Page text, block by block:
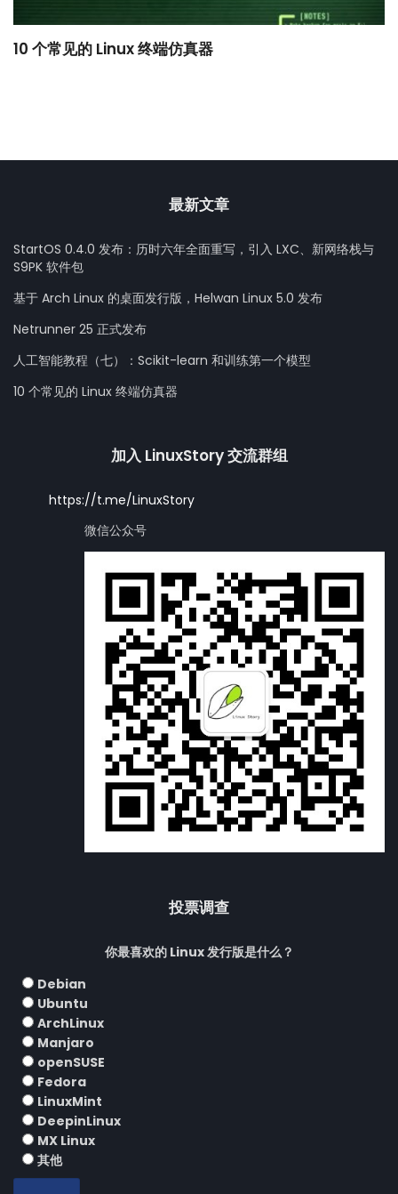
10 个常见的 Linux 终端仿真器
最新文章
StartOS 0.4.0 发布：历时六年全面重写，引入 LXC、新网络栈与
S9PK 软件包
基于 Arch Linux 的桌面发行版，Helwan Linux 5.0 发布
Netrunner 25 正式发布
人工智能教程（七）：Scikit-learn 和训练第一个模型
10 个常见的 Linux 终端仿真器
加入 LinuxStory 交流群组
https://t.me/LinuxStory
微信公众号
投票调查
你最喜欢的 Linux 发行版是什么？
Debian
Ubuntu
ArchLinux
Manjaro
openSUSE
Fedora
LinuxMint
DeepinLinux
MX Linux
其他